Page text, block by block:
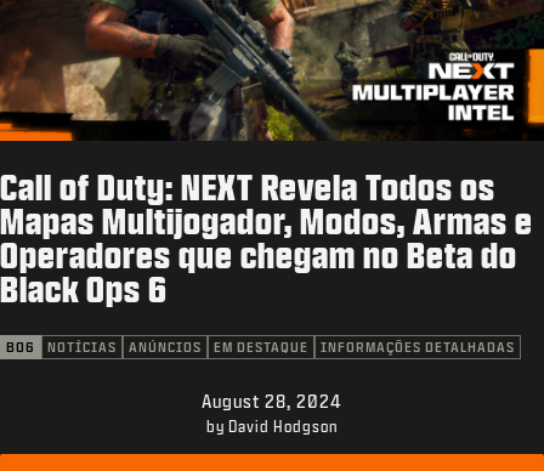
JOGOS
STORE
ESPORTS
SUPORTE
REDEEM BETA CODE
Call of Duty: NEXT Revela Todos os
Mapas Multijogador, Modos, Armas e
Operadores que chegam no Beta do
Black Ops 6
BO6 NOTÍCIAS ANÚNCIOS EM DESTAQUE INFORMAÇÕES DETALHADAS
August 28, 2024
by David Hodgson